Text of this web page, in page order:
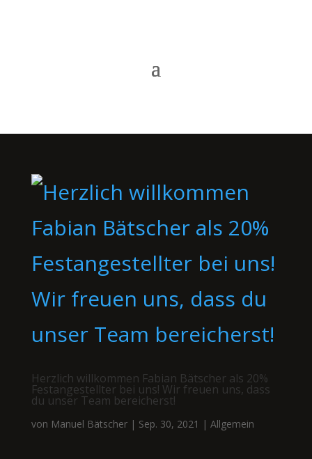
Herzlich willkommen Fabian Bätscher als 20%
Festangestellter bei uns! Wir freuen uns, dass
du unser Team bereicherst!
von Manuel Bätscher| Sep. 30, 2021 | Allgemein